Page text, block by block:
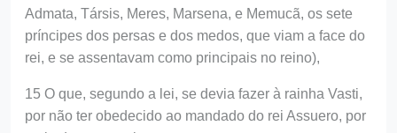
Admata, Társis, Meres, Marsena, e Memucã, os sete
príncipes dos persas e dos medos, que viam a face do
rei, e se assentavam como principais no reino),
15 O que, segundo a lei, se devia fazer à rainha Vasti,
por não ter obedecido ao mandado do rei Assuero, por